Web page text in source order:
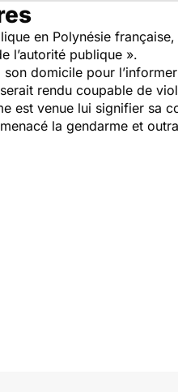
en Polynésie
l’autorité publique ».
domicile pour
rendu coupable de
est venue lui signifier
la gendarme et